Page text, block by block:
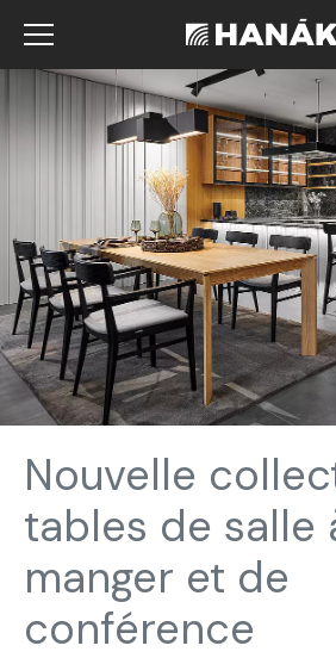
Nouvelle
tables de salle
manger et de
conférence